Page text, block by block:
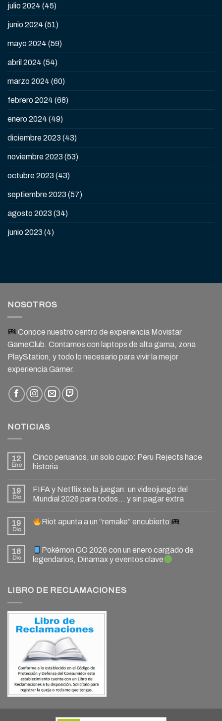
julio 2024 (45)
junio 2024 (51)
mayo 2024 (59)
abril 2024 (54)
marzo 2024 (60)
febrero 2024 (68)
enero 2024 (49)
diciembre 2023 (43)
noviembre 2023 (53)
octubre 2023 (43)
septiembre 2023 (57)
agosto 2023 (34)
junio 2023 (4)
NOSOTROS
Conoce nuestro centro de experiencia Movistar
GameClub. Contamos con laptops de alta gama, zona
PlayStation, y todo lo necesario para vivir la mejor
experiencia Gamer.
NOTICIAS
12
Ene
Cinco peruanos, un solo cupo: Peru Rejects hace
historia
19
Dic
FIFA y Netflix se la juegan: un videojuego del
Mundial 2026 para todos… y sin pagar extra
19
Dic
Riot apunta a un “remake” encubierto
18
Dic
Pokémon GO 2026 con un enero cargado de
legendarios, Dinamax y eventos clave
LIBRO DE RECLAMACIONES